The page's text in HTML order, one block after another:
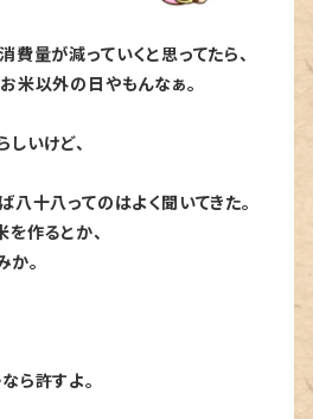
量が減っていくと思ってたら、
米以外の日やもんなぁ。
いけど、
十八ってのはよく聞いてきた。
作るとか、
か。
ら許すよ。